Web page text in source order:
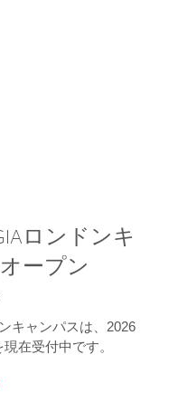
ロンドンキ
ープン
キャンパスは、2026
在受付中です。